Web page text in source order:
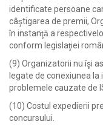
identificate persoane
câştigarea de premii,
în instanţă a
conform legislaţiei
(9) Organizatorii nu îşi
legate de conexiunea
problemele cauzate de
(10) Costul expedierii
concursului.